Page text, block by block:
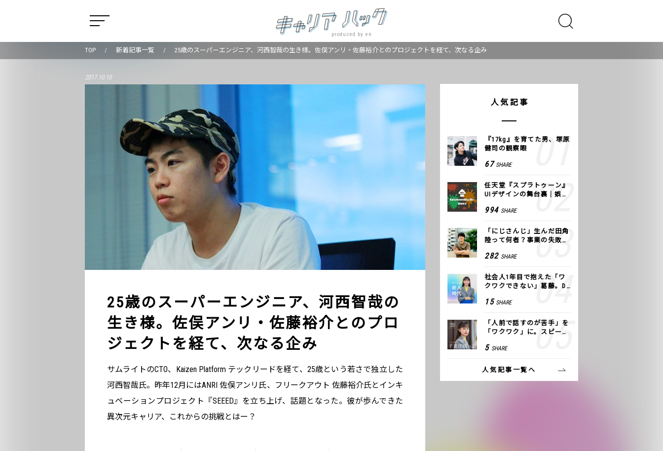
produced by en
TOP 新着記事一覧 25歳のスーパーエンジニア、河西智哉の生き様。佐俣アンリ・佐藤裕介とのプロジェクトを経て、次なる企み
2017.10.10
25歳のスーパーエンジニア、河西智哉の
生き様。佐俣アンリ・佐藤裕介とのプロ
ジェクトを経て、次なる企み
サムライトのCTO、Kaizen Platform テックリードを経て、25歳という若さで独立した
河西智哉氏。昨年12月にはANRI 佐俣アンリ氏、フリークアウト 佐藤裕介氏とインキ
ュベーションプロジェクト『SEEED』を立ち上げ、話題となった。彼が歩んできた
異次元キャリア、これからの挑戦とはー？
人気記事
『17kg』を育てた男、塚原
健司の観察眼
67 SHARE
任天堂『スプラトゥーン』
UIデザインの舞台裏｜娯楽
994 SHARE
「にじさんじ」生んだ田角
陸って何者？事業の失敗
COLOR
282 SHARE
社会人1年目で抱えた「ワ
クワクできない」葛藤。De
つけた、私の生きる道
15 SHARE
「人前で話すのが苦手」を
「ワクワク」に。スピーチ
方トレーニング」に込めた
5 SHARE
人気記事一覧へ